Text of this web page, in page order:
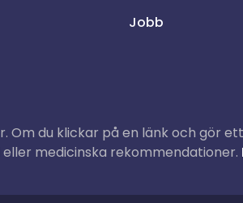
Jobb
Om du klickar på en länk och gör
medicinska rekommendationer.